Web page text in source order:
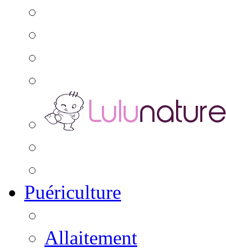
Puériculture
Allaitement